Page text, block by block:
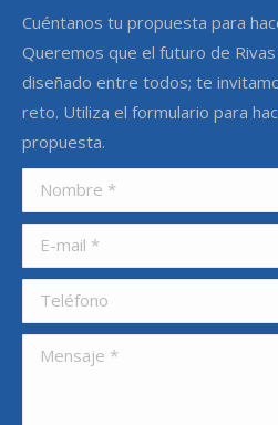
Cuéntanos tu propuesta para
Queremos que el futuro de
diseñado entre todos; te
reto. Utiliza el formulario para
propuesta.
Nombre *
E-mail *
Teléfono
Mensaje *